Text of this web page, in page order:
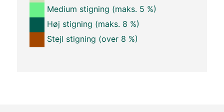
Medium stigning (maks. 5 %)
Høj stigning (maks. 8 %)
Stejl stigning (over 8 %)